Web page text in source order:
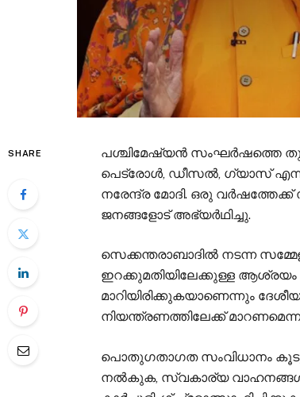
SHARE
പശ്ചിമേഷ്യൻ സംഘർഷത്തെ
പെട്രോൾ, ഡീസൽ, ഗ്യാസ്
നരേന്ദ്ര മോദി. ഒരു
ജനങ്ങളോട് അഭ്യർഥിച്ചു.
സെക്കന്തരാബാദിൽ നടന്ന
ഇറക്കുമതിയിലേക്കുള്ള
മാറിയിരിക്കുകയാണെന്നും
നിയന്ത്രണത്തിലേക്ക്
പൊതുഗതാഗത സംവിധാനം
നൽകുക, സ്വകാര്യ